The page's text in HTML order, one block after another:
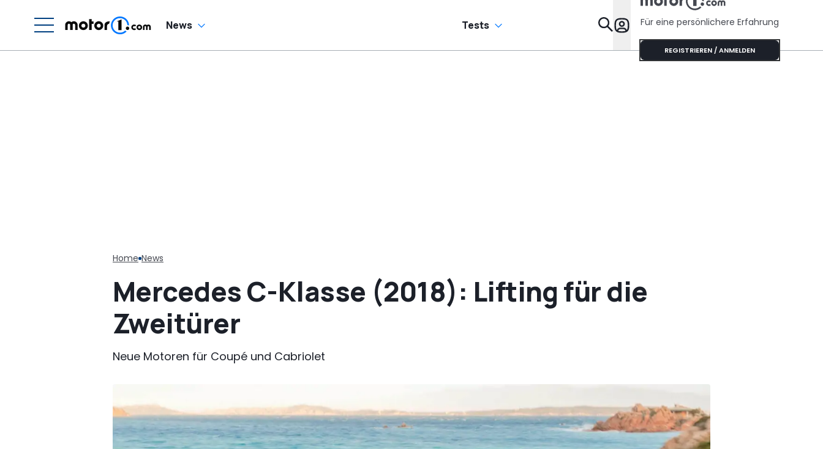
News Tests Specials
Für eine persönlichere Erfahrung
REGISTRIEREN / ANMELDEN
Home News
Mercedes C-Klasse (2018): Lifting für die
Zweitürer
Neue Motoren für Coupé und Cabriolet